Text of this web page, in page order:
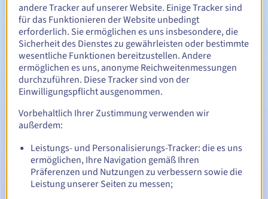
Verlängerungszeitraum Zwischen 1 und 10 Jahren
Rückgewinnungsfrist
Warn-E-Mails:
E-Mail am Ablaufdatumzur Benachrichtigung über die
Sperrung des Domainnamens
andere Tracker auf unserer Website. Einige Tracker sind
für das Funktionieren der Website unbedingt
erforderlich. Sie ermöglichen es uns insbesondere, die
Sicherheit des Dienstes zu gewährleisten oder bestimmte
wesentliche Funktionen bereitzustellen. Andere
ermöglichen es uns, anonyme Reichweitenmessungen
durchzuführen. Diese Tracker sind von der
Einwilligungspflicht ausgenommen.
Vorbehaltlich Ihrer Zustimmung verwenden wir
außerdem:
Leistungs- und Personalisierungs-Tracker: die es uns
ermöglichen, Ihre Navigation gemäß Ihren
Präferenzen und Nutzungen zu verbessern sowie die
Leistung unserer Seiten zu messen;